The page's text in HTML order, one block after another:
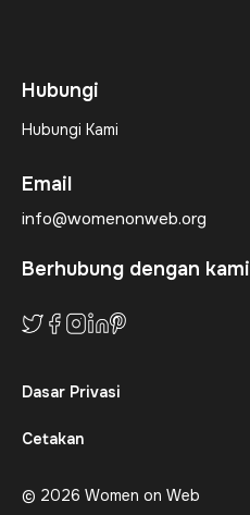
Hubungi
Hubungi Kami
Email
info@womenonweb.org
Berhubung dengan kami
© 2026 Women on Web
Dasar Privasi
Cetakan